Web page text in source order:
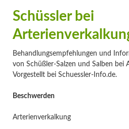
Schüssler bei
Behandlungsempfehlungen und
von Schüßler-Salzen und Salben bei
Vorgestellt bei Schuessler-Info.de.
Beschwerden
Arterienverkalkung